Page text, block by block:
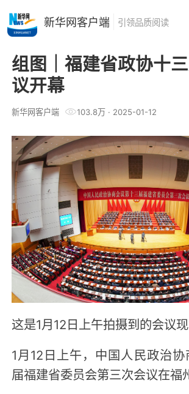
组图｜福建省政协十
议开幕
新华网客户端 103.8万· 2025-01-12
这是1月12日上午拍摄到的会议现
1月12日上午，中国人民政治
届福建省委员会第三次会议在福
新华网客户端 引领品质阅读